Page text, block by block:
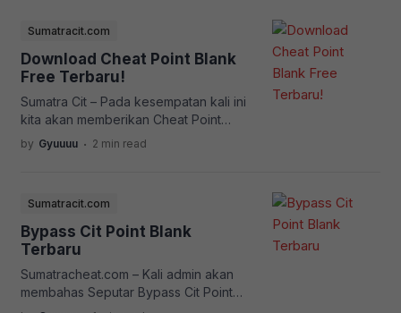
Ubah ke BODY jangan ke head Lebih
Bagus lagi Di Kurangin Fitur Cheatnya
Seperti : Vest VERSI V2 :
Sumatracit.com
Download Cheat Point Blank
Free Terbaru!
Sumatra Cit – Pada kesempatan kali ini
kita akan memberikan Cheat Point
Blank Free Terbaru! Namun perlu di
ingat! kami tidak menyarankan Bermain
saja menggunakan Akun Utama! Karna
Safe! Yakin Mau Pakai Cheat Free?
Cobain Cheat VIP dulu Yuk Gratis 1 Jam!
by Gyuuuu . 2 min read
Sumatracit.com
Bypass Cit Point Blank
Terbaru
Sumatracheat.com – Kali admin akan
membahas Seputar Bypass Cit Point
Blank, Karna ada yang Baru, Apa yang